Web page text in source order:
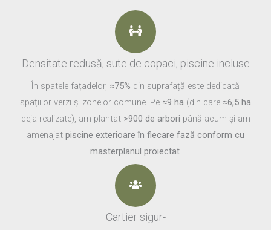
Densitate redusă, sute de copaci, piscine incluse
În spatele fațadelor, ≈75% din suprafață este dedicată
spațiilor verzi și zonelor comune. Pe ≈9 ha (din care ≈6,5 ha
deja realizate), am plantat >900 de arbori până acum și am
amenajat piscine exterioare în fiecare fază conform cu
masterplanul proiectat.
Cartier sigur-